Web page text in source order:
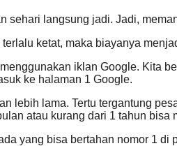
sehari langsung jadi. Jadi,
ketat, maka biayanya
iklan Google. Kita
ke halaman 1 Google.
lebih lama. Tertu tergantung
atau kurang dari 1 tahun bisa
yang bisa bertahan nomor 1